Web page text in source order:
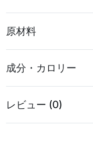
原材料
成分・カロリー
レビュー (0)